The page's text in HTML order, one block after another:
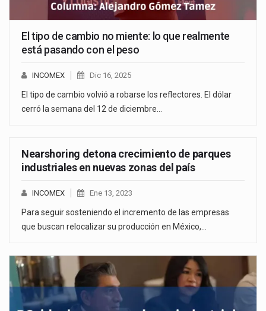
El tipo de cambio no miente: lo que realmente
está pasando con el peso
INCOMEX Dic 16, 2025
El tipo de cambio volvió a robarse los reflectores. El dólar
cerró la semana del 12 de diciembre…
Nearshoring detona crecimiento de parques
industriales en nuevas zonas del país
INCOMEX Ene 13, 2023
Para seguir sosteniendo el incremento de las empresas
que buscan relocalizar su producción en México,…